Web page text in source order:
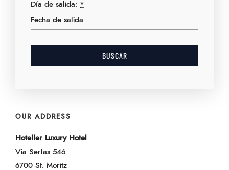
Día de salida: *
OUR ADDRESS
Hoteller Luxury Hotel
Via Serlas 546
6700 St. Moritz